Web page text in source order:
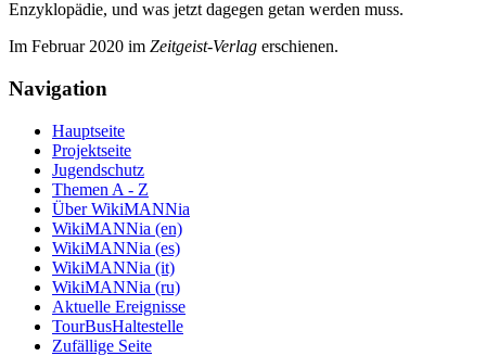
Enzyklo­pädie, und was jetzt da­gegen getan werden muss.
Im Februar 2020 im Zeit­geist-Verlag erschienen.
Navigation
Hauptseite
Projektseite
Jugendschutz
Themen A - Z
Über WikiMANNia
WikiMANNia (en)
WikiMANNia (es)
WikiMANNia (it)
WikiMANNia (ru)
Aktuelle Ereignisse
TourBusHaltestelle
Zufällige Seite